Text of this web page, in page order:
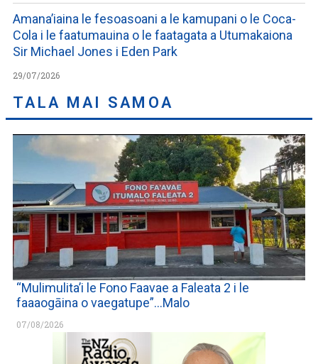
Amana’iaina le fesoasoani a le kamupani o le Coca-
Cola i le faatumauina o le faatagata a Utumakaiona
Sir Michael Jones i Eden Park
29/07/2026
TALA MAI SAMOA
“Mulimulita’i le Fono Faavae a Faleata 2 i le
faaaogāina o vaegatupe”…Malo
07/08/2026